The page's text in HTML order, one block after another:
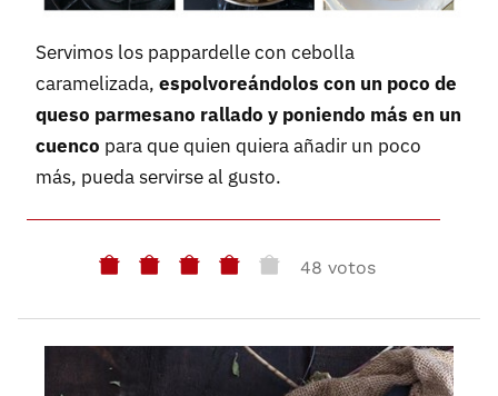
Servimos los pappardelle con cebolla
caramelizada, espolvoreándolos con un poco de
queso parmesano rallado y poniendo más en un
cuenco para que quien quiera añadir un poco
más, pueda servirse al gusto.
48 votos